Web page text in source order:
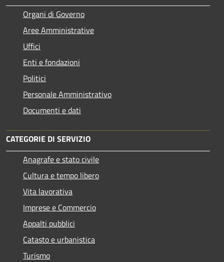
Organi di Governo
Aree Amministrative
Uffici
Enti e fondazioni
Politici
Personale Amministrativo
Documenti e dati
CATEGORIE DI SERVIZIO
Anagrafe e stato civile
Cultura e tempo libero
Vita lavorativa
Imprese e Commercio
Appalti pubblici
Catasto e urbanistica
Turismo